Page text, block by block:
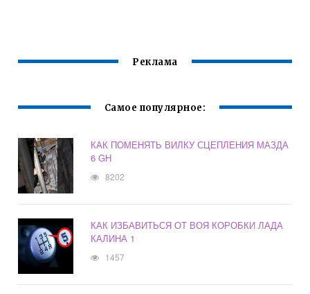
Реклама
Самое популярное:
КАК ПОМЕНЯТЬ ВИЛКУ СЦЕПЛЕНИЯ МАЗДА
6 GH
8202
КАК ИЗБАВИТЬСЯ ОТ ВОЯ КОРОБКИ ЛАДА
КАЛИНА 1
1457